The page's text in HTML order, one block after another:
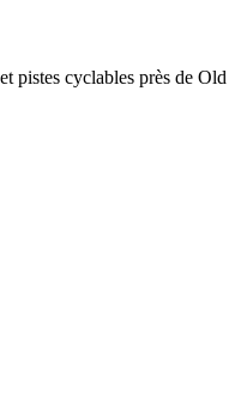
pistes cyclables près de Old